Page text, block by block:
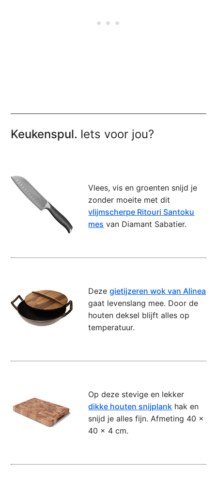
Keukenspul. Iets voor jou?
Vlees, vis en groenten snijd je
zonder moeite met dit
vlijmscherpe Ritouri Santoku
mes van Diamant Sabatier.
Dezegietijzeren wok van Alinea
gaat levenslang mee. Door de
houten deksel blijft alles op
temperatuur.
Op deze stevige en lekker
dikke houten snijplank hak en
snijd je alles fijn. Afmeting 40 x
40 x 4 cm.